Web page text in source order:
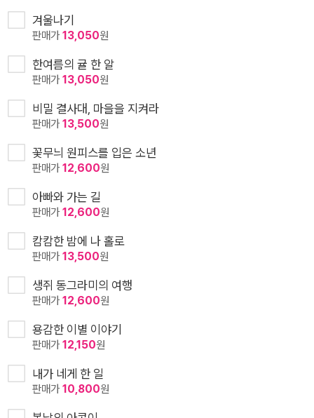
겨울나기
판매가13,050원
한여름의 귤 한 알
판매가13,050원
비밀 결사대, 마을을 지켜라
판매가13,500원
꽃무늬 원피스를 입은 소년
판매가12,600원
아빠와 가는 길
판매가12,600원
캄캄한 밤에 나 홀로
판매가13,500원
생쥐 동그라미의 여행
판매가12,600원
용감한 이별 이야기
판매가12,150원
내가 네게 한 일
판매가10,800원